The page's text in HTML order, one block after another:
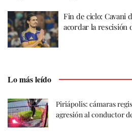
Fin de ciclo: Cavani
acordar la rescisión
Lo más leído
Piriápolis: cámaras
agresión al conductor